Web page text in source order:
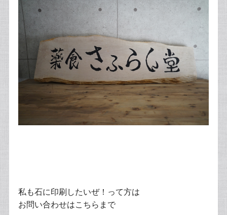
私も石に印刷したいぜ！って方は
お問い合わせはこちらまで